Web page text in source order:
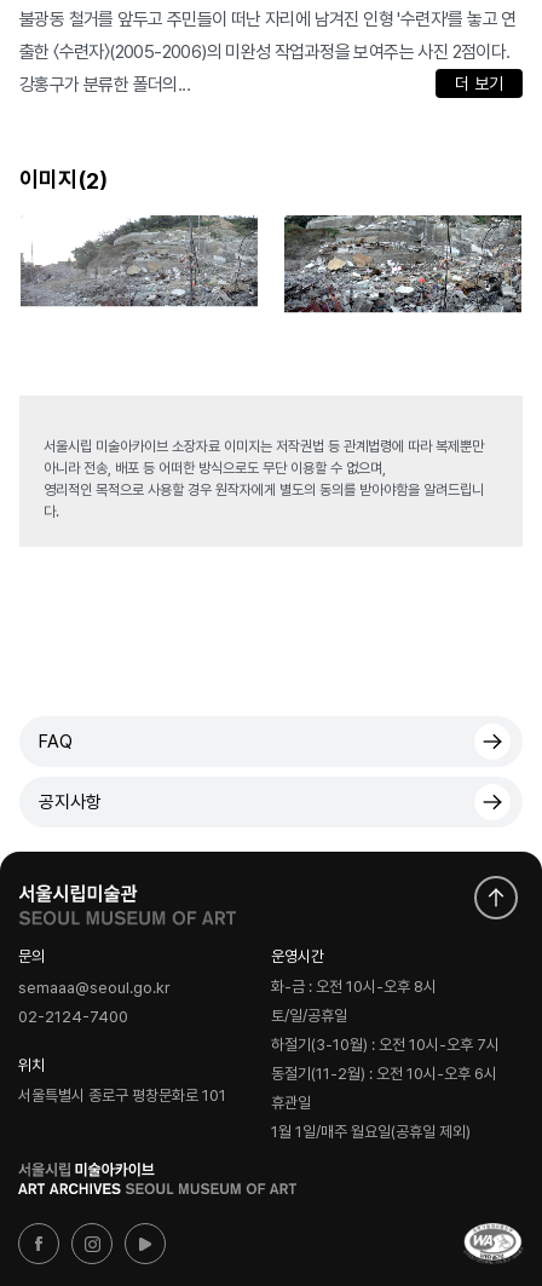
불광동 철거를 앞두고 주민들이 떠난 자리에 남겨진 인형 '수련자'를 놓고 연
출한 〈수련자〉(2005-2006)의 미완성 작업과정을 보여주는 사진 2점이다.
강홍구가 분류한 폴더의...
더 보기
이미지(2)
서울시립 미술아카이브 소장자료 이미지는 저작권법 등 관계법령에 따라 복제뿐만
아니라 전송, 배포 등 어떠한 방식으로도 무단 이용할 수 없으며,
영리적인 목적으로 사용할 경우 원작자에게 별도의 동의를 받아야함을 알려드립니
다.
FAQ
공지사항
문의
semaaa@seoul.go.kr
02-2124-7400
위치
서울특별시 종로구 평창문화로 101
운영시간
화-금 : 오전 10시-오후 8시
토/일/공휴일
하절기(3-10월) : 오전 10시-오후 7시
동절기(11-2월) : 오전 10시-오후 6시
휴관일
1월 1일/매주 월요일(공휴일 제외)
로
고